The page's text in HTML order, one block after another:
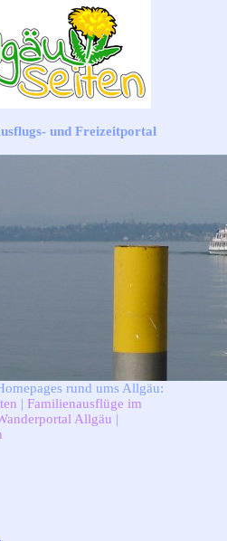
und Freizeitportal
rund ums Allgäu:
| Familienausflüge im
Allgäu |